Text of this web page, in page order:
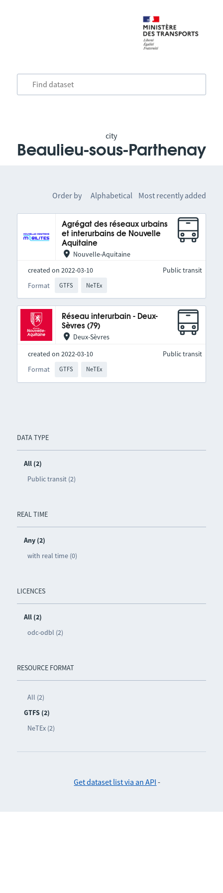
city
Beaulieu-sous-Parthenay
DATA TYPE
All (2)
Public transit (2)
REAL TIME
Any (2)
with real time (0)
LICENCES
All (2)
odc-odbl (2)
RESOURCE FORMAT
All (2)
GTFS (2)
NeTEx (2)
Order by Alphabetical Most recently added
Agrégat des réseaux urbains
et interurbains de Nouvelle
Aquitaine
Nouvelle-Aquitaine
created on 2022-03-10
Format
GTFS NeTEx
Public transit
Réseau interurbain - Deux-
Sèvres (79)
Deux-Sèvres
created on 2022-03-10
Format
GTFS NeTEx
Public transit
Get dataset list via an API -